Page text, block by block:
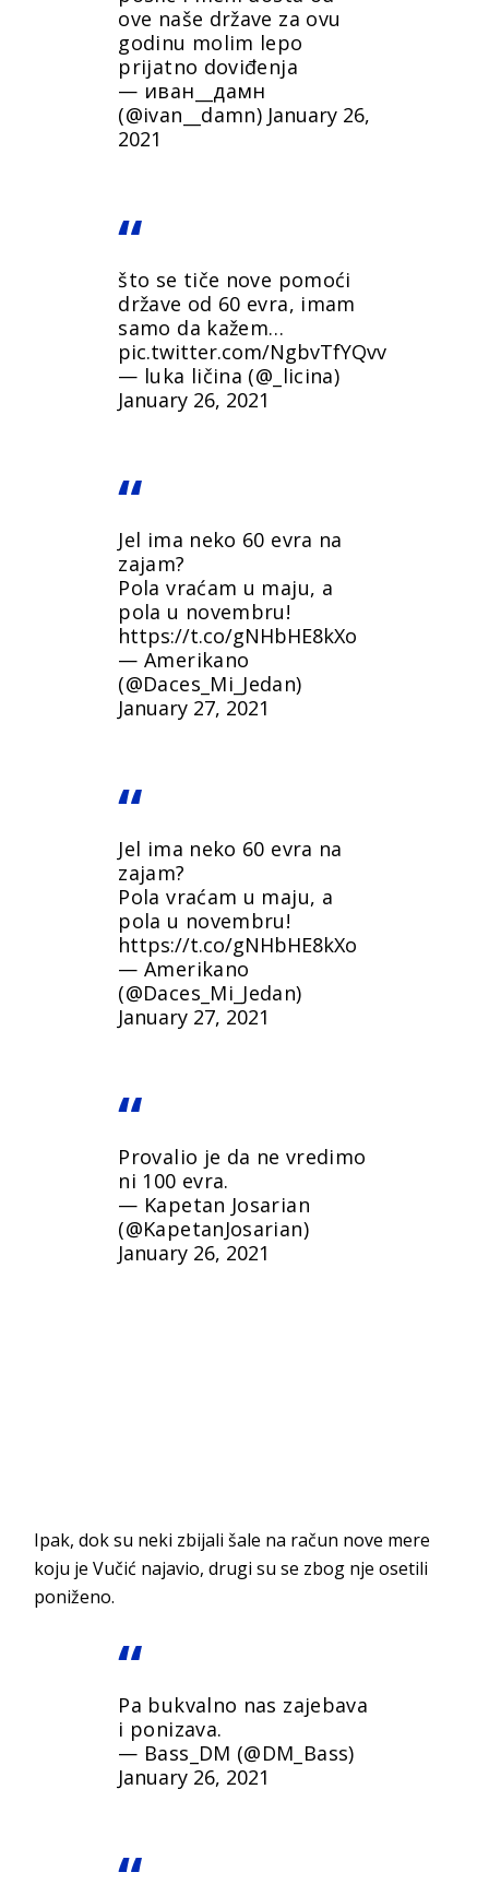
ove naše države za ovu
godinu molim lepo
prijatno doviđenja
— иван__дамн
(@ivan__damn) January 26,
2021
što se tiče nove pomoći
države od 60 evra, imam
samo da kažem…
pic.twitter.com/NgbvTfYQvv
— luka ličina (@_licina)
January 26, 2021
Jel ima neko 60 evra na
zajam?
Pola vraćam u maju, a
pola u novembru!
https://t.co/gNHbHE8kXo
— Amerikano
(@Daces_Mi_Jedan)
January 27, 2021
Jel ima neko 60 evra na
zajam?
Pola vraćam u maju, a
pola u novembru!
https://t.co/gNHbHE8kXo
— Amerikano
(@Daces_Mi_Jedan)
January 27, 2021
Provalio je da ne vredimo
ni 100 evra.
— Kapetan Josarian
(@KapetanJosarian)
January 26, 2021
Ipak, dok su neki zbijali šale na račun nove mere
koju je Vučić najavio, drugi su se zbog nje osetili
poniženo.
Pa bukvalno nas zajebava
i ponizava.
— Bass_DM (@DM_Bass)
January 26, 2021